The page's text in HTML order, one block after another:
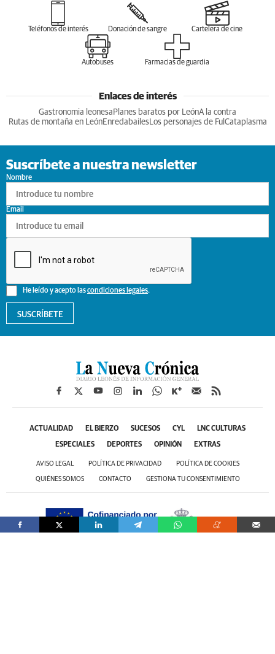
Teléfonos de interés Donación de sangre Cartelera de cine
Autobuses Farmacias de guardia
Enlaces de interés
Gastronomia leonesa Planes baratos por LeónA la contra
Rutas de montaña en LeónEnredabailesLos personajes de Ful Cataplasma
Suscríbete a nuestra newsletter
Nombre
He leído y acepto lascondiciones legales.
Email
SUSCRÍBETE
ACTUALIDAD EL BIERZO SUCESOS CYL LNC CULTURAS
ESPECIALES DEPORTES OPINIÓN EXTRAS
AVISO LEGAL POLÍTICA DE PRIVACIDAD POLÍTICA DE COOKIES
QUIÉNES SOMOS CONTACTO GESTIONA TU CONSENTIMIENTO